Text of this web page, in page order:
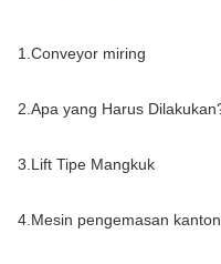
1. Conveyor miring
2. Apa yang Harus
3. Lift Tipe Mangkuk
4. Mesin pengemasan